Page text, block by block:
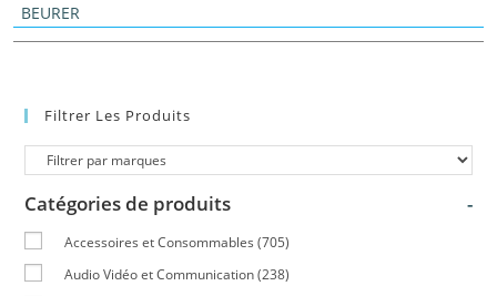
BEURER
Filtrer Les Produits
Catégories de produits -
Accessoires et Consommables (705)
Audio Vidéo et Communication (238)